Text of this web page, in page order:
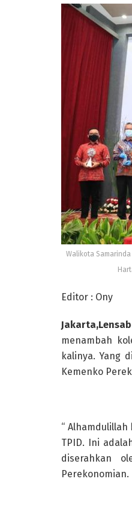
Walikota
Editor : Ony
menambah
kalinya. Yang
Kemenko
“
TPID. Ini
diserahkan
Perekonomian.